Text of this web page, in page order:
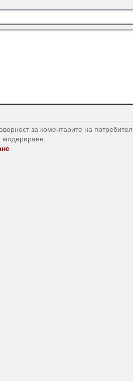
за коментарите на
модериране.